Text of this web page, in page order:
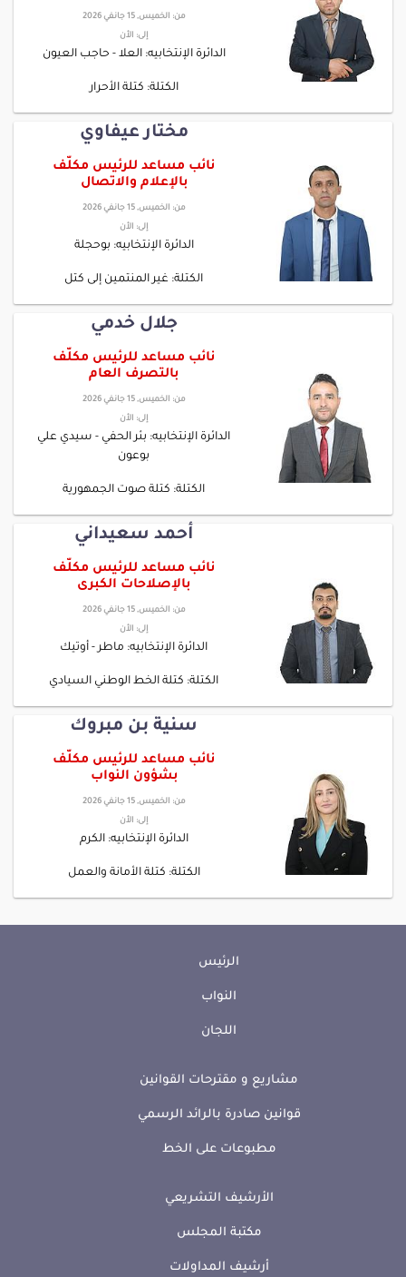
من: الخميس, 15 جانفي 2026
إلى: الأن
الدائرة الإنتخابيه: العلا - حاجب العيون
الكتلة: كتلة الأحرار
مختار عيفاوي
نائب مساعد للرئيس مكلّف
بالإعلام والاتصال
من: الخميس, 15 جانفي 2026
إلى: الأن
الدائرة الإنتخابيه: بوحجلة
الكتلة: غير المنتمين إلى كتل
جلال خدمي
نائب مساعد للرئيس مكلّف
بالتصرف العام
من: الخميس, 15 جانفي 2026
إلى: الأن
الدائرة الإنتخابيه: بئر الحفي - سيدي علي
بوعون
الكتلة: كتلة صوت الجمهورية
أحمد سعيداني
نائب مساعد للرئيس مكلّف
بالإصلاحات الكبرى
من: الخميس, 15 جانفي 2026
إلى: الأن
الدائرة الإنتخابيه: ماطر - أوتيك
الكتلة: كتلة الخط الوطني السيادي
سنية بن مبروك
نائب مساعد للرئيس مكلّف
بشؤون النواب
من: الخميس, 15 جانفي 2026
إلى: الأن
الدائرة الإنتخابيه: الكرم
الكتلة: كتلة الأمانة والعمل
الرئيس
النواب
اللجان
مشاريع و مقترحات القوانين
قوانين صادرة بالرائد الرسمي
مطبوعات على الخط
الأرشيف التشريعي
مكتبة المجلس
أرشيف المداولات